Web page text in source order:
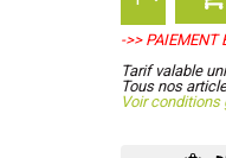
->> PAIEMENT
Tarif valable
Tous nos
Voir conditions